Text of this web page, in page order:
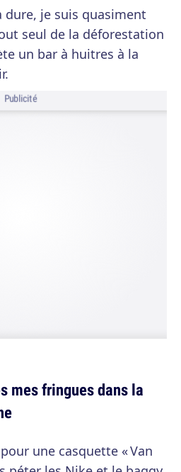
dure, je suis quasiment
seul de la déforestation
un bar à huitres à la
Publicité
mes fringues dans la
une casquette « Van